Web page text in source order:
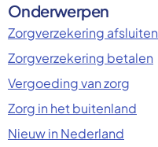
Onderwerpen
Zorgverzekering afsluiten
Zorgverzekering betalen
Vergoeding van zorg
Zorg in het buitenland
Nieuw in Nederland